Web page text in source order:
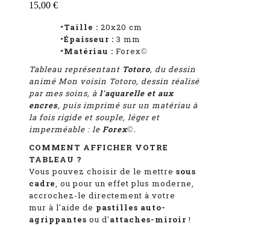
15,00 €
•Taille : 20x20 cm
•Épaisseur : 3 mm
•Matériau : Forex©
Tableau représentant Totoro, du dessin
animé Mon voisin Totoro, dessin réalisé
par mes soins, à l'aquarelle et aux
encres, puis imprimé sur un matériau à
la fois rigide et souple, léger et
imperméable : le Forex©.
COMMENT AFFICHER VOTRE
TABLEAU ?
Vous pouvez choisir de le mettre sous
cadre, ou pour un effet plus moderne,
accrochez-le directement à votre
mur à l'aide de pastilles auto-
agrippantes ou d'attaches-miroir !